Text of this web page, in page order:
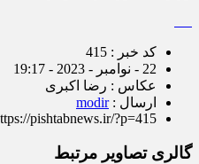
کد خبر : 415
22 - نوامبر - 2023 - 19:17
عکاس : رضا اکبری
ارسال :modir
pishtabnews.ir/?p=415
گالری تصاویر مرتبط